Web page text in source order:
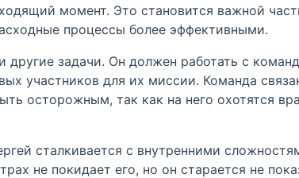
момент. Это становится важной
процессы более эффективными.
другие задачи. Он должен работать с
участников для их миссии. Команда
осторожным, так как на него охотятся
сталкивается с внутренними
не покидает его, но он старается не